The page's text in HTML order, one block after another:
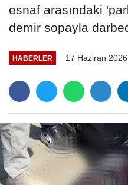
esnaf arasındaki
demir sopayla
HABERLER 17 Haziran